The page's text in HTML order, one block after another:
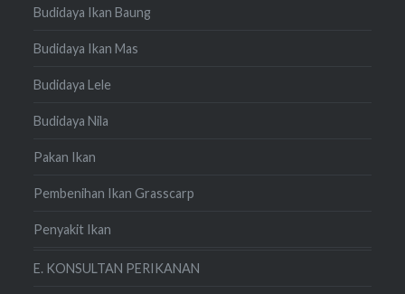
Budidaya Ikan Baung
Budidaya Ikan Mas
Budidaya Lele
Budidaya Nila
Pakan Ikan
Pembenihan Ikan Grasscarp
Penyakit Ikan
E. KONSULTAN PERIKANAN